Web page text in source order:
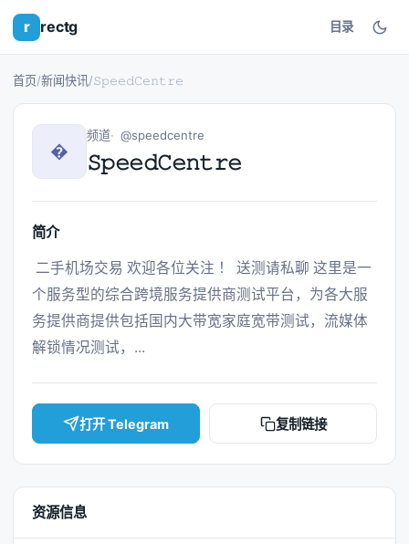
r rectg 目录
首页/新闻快讯/𝚂𝚙𝚎𝚎𝚍𝙲𝚎𝚗𝚝𝚛𝚎
�
频道 @speedcentre
𝚂𝚙𝚎𝚎𝚍𝙲𝚎𝚗𝚝𝚛𝚎
简介
个服务型的综合跨境服务提供商测试平台，为各大服
务提供商提供包括国内大带宽家庭宽带测试，流媒体
解锁情况测试，...
打开 Telegram 复制链接
资源信息